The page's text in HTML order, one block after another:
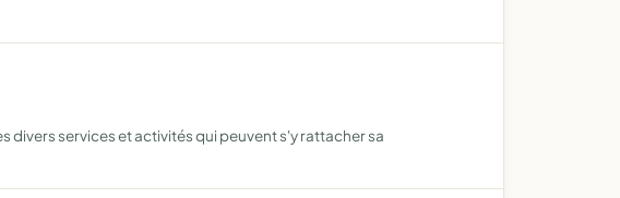
divers services et activités qui peuvent s'y rattacher sa